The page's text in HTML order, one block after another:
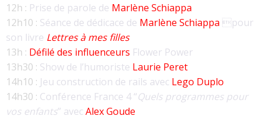
12h : Prise de parole de Marlène Schiappa
12h10 : Séance de dédicace de Marlène Schiappa pour
son livre Lettres à mes filles
13h : Défilé des influenceurs Flower Power
13h30 : Show de l’humoriste Laurie Peret
14h10 : Jeu construction de rails avec Lego Duplo
14h30 : Conférence France 4 “Quels programmes pour
vos enfants” avec Alex Goude